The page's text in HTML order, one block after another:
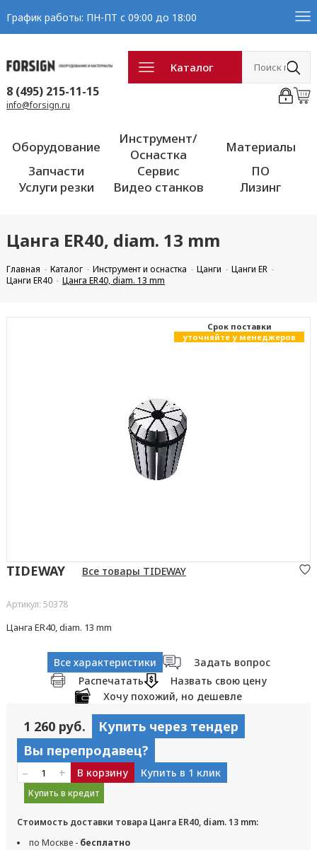
График работы: ПН-ПТ с 09:00 до 18:00
Каталог
8 (495) 215-11-15
info@forsign.ru
Оборудование
Инструмент/
Оснастка
Материалы
Запчасти
Сервис
ПО
Услуги резки
Видео станков Лизинг
Цанга ER40, diam. 13 mm
Главная Каталог Инструмент и оснастка Цанги
Цанги ER
Цанги ER40
Цанга ER40, diam. 13 mm
Cрок поставки
уточняйте у менеджеров
TIDEWAY Все товары TIDEWAY
Артикул: 50378
Цанга ER40, diam. 13 mm
Все характеристики
Задать вопрос
Распечатать
Назвать свою цену
Хочу похожий, но дешевле
1 260 руб.
Купить через тендер
Вы перепродавец?
– + В корзину Купить в 1 клик
Купить в кредит
Стоимость доставки товара Цанга ER40, diam. 13 mm:
по Москве - бесплатно